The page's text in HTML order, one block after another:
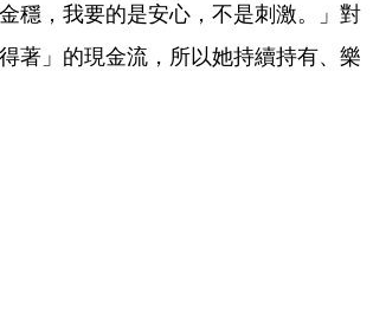
穩，我要的是安心，不是刺激。」對
著」的現金流，所以她持續持有、樂